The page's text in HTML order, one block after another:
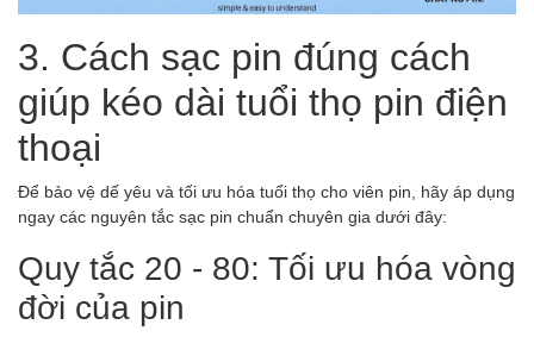
3. Cách sạc pin đúng cách
giúp kéo dài tuổi thọ pin điện
thoại
Để bảo vệ dế yêu và tối ưu hóa tuổi thọ cho viên pin, hãy áp dụng
ngay các nguyên tắc sạc pin chuẩn chuyên gia dưới đây:
Quy tắc 20 - 80: Tối ưu hóa vòng
đời của pin